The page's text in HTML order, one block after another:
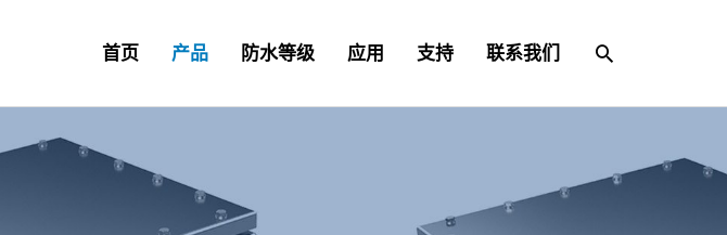
首页 产品 防水等级 应用 支持 联系我们
搜